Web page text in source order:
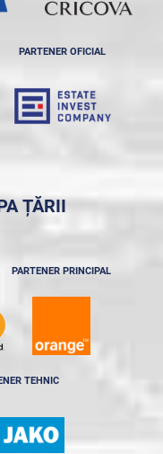
PARTENER OFICIAL
ȚĂRII
PARTENER PRINCIPAL
TEHNIC